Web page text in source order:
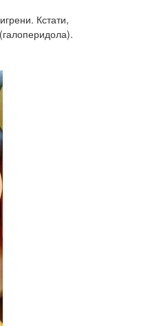
Кстати,